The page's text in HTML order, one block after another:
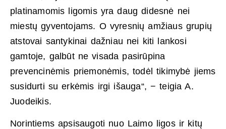
platinamomis ligomis yra daug didesnė nei
miestų gyventojams. O vyresnių amžiaus grupių
atstovai santykinai dažniau nei kiti lankosi
gamtoje, galbūt ne visada pasirūpina
prevencinėmis priemonėmis, todėl tikimybė jiems
susidurti su erkėmis irgi išauga“, − teigia A.
Juodeikis.
Norintiems apsisaugoti nuo Laimo ligos ir kitų